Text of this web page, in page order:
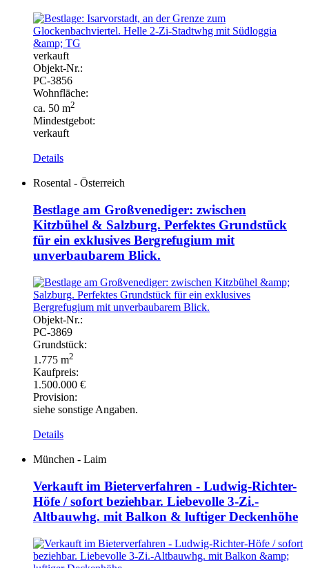
verkauft
Objekt-Nr.:
PC-3856
Wohnfläche:
ca. 50 m2
Mindestgebot:
verkauft
Details
Rosental - Österreich
Bestlage am Großvenediger: zwischen
Kitzbühel & Salzburg. Perfektes Grundstück
für ein exklusives Bergrefugium mit
unverbaubarem Blick.
Objekt-Nr.:
PC-3869
Grundstück:
1.775 m2
Kaufpreis:
1.500.000 €
Provision:
siehe sonstige Angaben.
Details
München - Laim
Verkauft im Bieterverfahren - Ludwig-Richter-
Höfe / sofort beziehbar. Liebevolle 3-Zi.-
Altbauwhg. mit Balkon & luftiger Deckenhöhe